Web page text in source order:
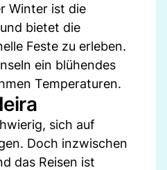
Winter ist die
bietet die
Feste zu erleben.
ein blühendes
Temperaturen.
sich auf
Doch inzwischen
das Reisen ist